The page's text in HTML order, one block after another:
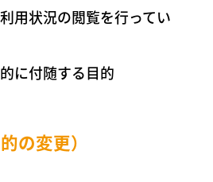
用状況の閲覧を行ってい
に付随する目的
の変更）